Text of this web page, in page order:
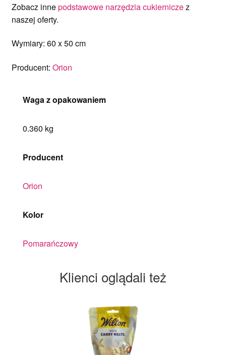
Zobacz innepodstawowe narzędzia cukierniczez
naszej oferty.
Wymiary: 60 x 50 cm
Producent: Orion
Waga z opakowaniem
0.360 kg
Producent
Orion
Kolor
Pomarańczowy
Klienci oglądali też